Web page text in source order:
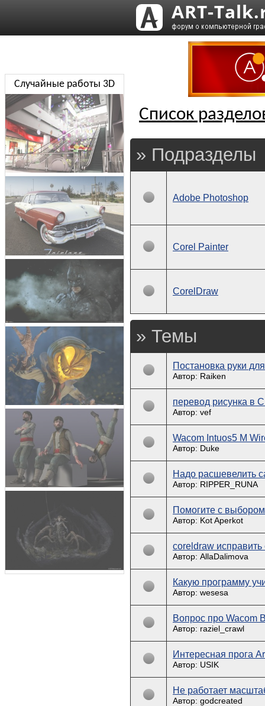
Список
» Подразделы
Adobe Photoshop
Corel Painter
CorelDraw
» Темы
Постановка руки
Автор: Raiken
перевод рисунка в
Автор: vef
Wacom Intuos5 M
Автор: Duke
Надо расшевелить
Автор: RIPPER_RUNA
Помогите с
Автор: Kot Aperkot
coreldraw
Автор: AllaDalimova
Какую программу
Автор: wesesa
Вопрос про Wacom
Автор: raziel_crawl
Интересная прога
Автор: USIK
Не работает
Автор: godcreated
Случайные работы 3D